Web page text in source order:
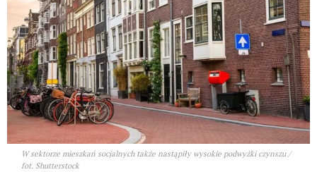
W sektorze mieszkań socjalnych także nastąpiły wysokie podwyżki czynszu /
fot. Shutterstock